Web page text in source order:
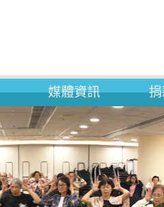
媒體資訊